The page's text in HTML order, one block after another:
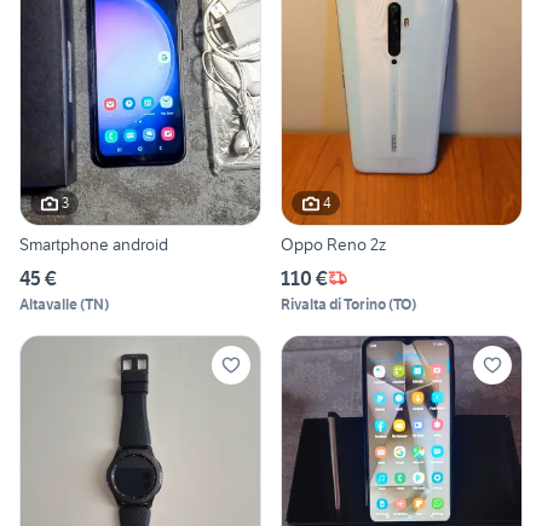
3
Smartphone android
45 €
Altavalle(TN)
4
Oppo Reno 2z
110 €
Rivalta di Torino(TO)